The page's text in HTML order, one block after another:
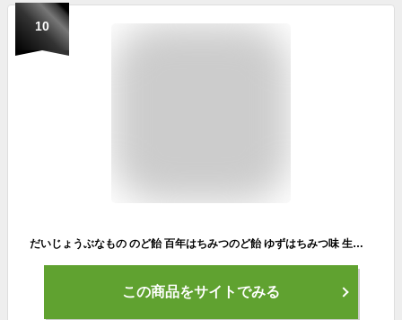
10
だいじょうぶなもの のど飴 百年はちみつのど飴 ゆずはちみつ味 生姜レモン味 たかくら新産業 オーガニック レザーウッドハニー + ハーブキャンディ ギフトフリー ブルーヒルズハニー マヌカハニーのど飴 MGO100＋相当 たかくら新産業
この商品をサイトでみる